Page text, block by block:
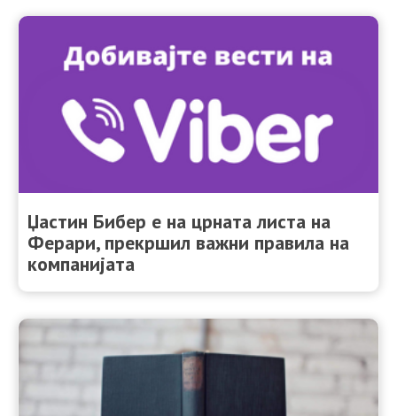
Џастин Бибер е на црната листа на
Ферари, прекршил важни правила на
компанијата